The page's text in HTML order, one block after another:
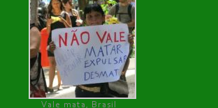
Vale mata, Brasil